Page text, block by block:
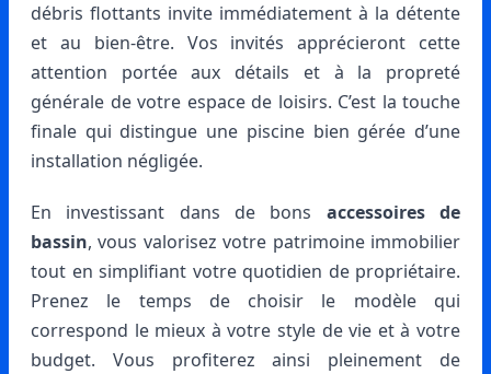
débris flottants invite immédiatement à la détente
et au bien-être. Vos invités apprécieront cette
attention portée aux détails et à la propreté
générale de votre espace de loisirs. C’est la touche
finale qui distingue une piscine bien gérée d’une
installation négligée.
En investissant dans de bons accessoires de
bassin, vous valorisez votre patrimoine immobilier
tout en simplifiant votre quotidien de propriétaire.
Prenez le temps de choisir le modèle qui
correspond le mieux à votre style de vie et à votre
budget. Vous profiterez ainsi pleinement de